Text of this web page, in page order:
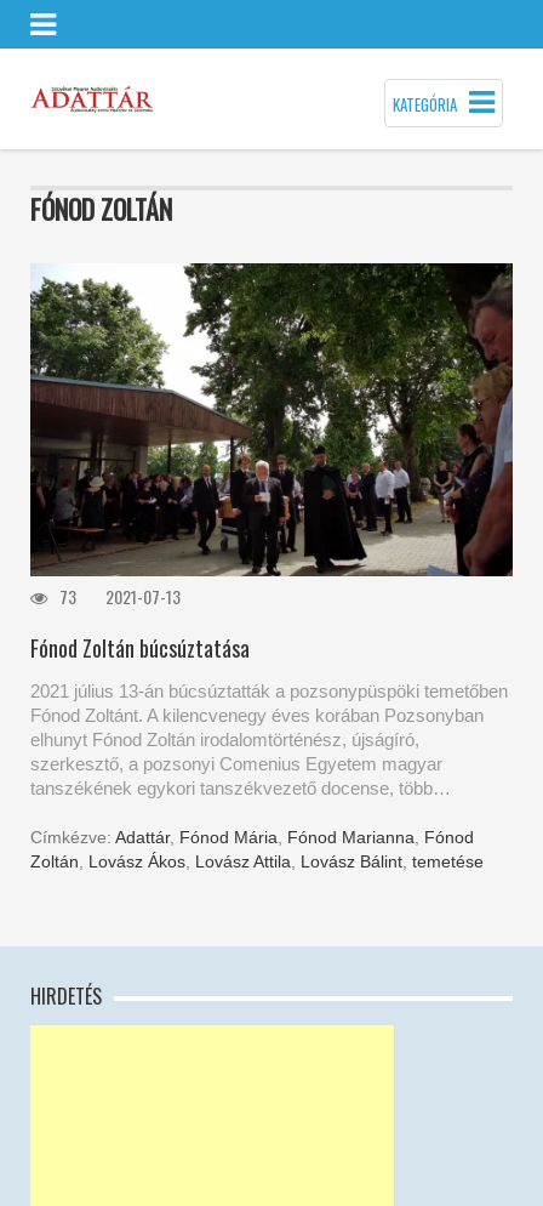
KATEGÓRIA
FÓNOD ZOLTÁN
73 2021-07-13
Fónod Zoltán búcsúztatása
2021 július 13-án búcsúztatták a pozsonypüspöki temetőben
Fónod Zoltánt. A kilencvenegy éves korában Pozsonyban
elhunyt Fónod Zoltán irodalomtörténész, újságíró,
szerkesztő, a pozsonyi Comenius Egyetem magyar
tanszékének egykori tanszékvezető docense, több…
Címkézve: Adattár, Fónod Mária, Fónod Marianna, Fónod
Zoltán, Lovász Ákos, Lovász Attila, Lovász Bálint, temetése
HIRDETÉS